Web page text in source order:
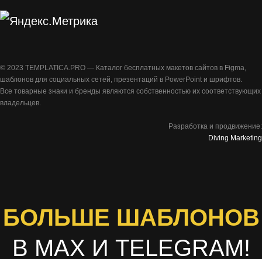
©️ 2023 TEMPLATICA.PRO — Каталог бесплатных макетов сайтов в Figma,
шаблонов для социальных сетей, презентаций в PowerPoint и шрифтов.
Все товарные знаки и бренды являются собственностью их соответствующих
владельцев.
Разработка и продвижение:
Diving Marketing
БОЛЬШЕ ШАБЛОНОВ
В MAX И TELEGRAM!